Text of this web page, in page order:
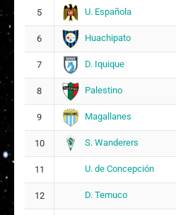
5 U. Española
6 Huachipato
7 D. Iquique
8 Palestino
9 Magallanes
10 S. Wanderers
11 U. de Concepción
12 D. Temuco